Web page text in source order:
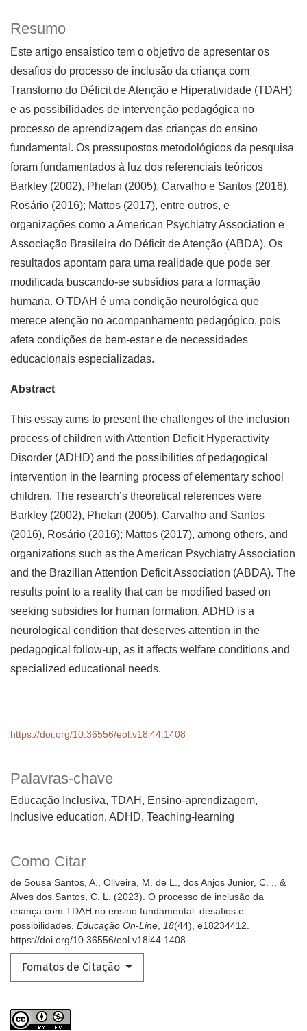
Palavras-chave
Educação Inclusiva, TDAH, Ensino-aprendizagem
Inclusive education, ADHD, Teaching-learning
Como Citar
de Sousa Santos, A., Oliveira, M. de L., dos Anjos Junior, C. ., &
Alves dos Santos, C. L. (2023). O processo de inclusão da
criança com TDAH no ensino fundamental: desafios e
possibilidades. Educação On-Line, 18(44), e18234412.
https://doi.org/10.36556/eol.v18i44.1408
Fomatos de Citação
Resumo
Este artigo ensaístico tem o objetivo de apresentar os
desafios do processo de inclusão da criança com
Transtorno do Déficit de Atenção e Hiperatividade (TDAH)
e as possibilidades de intervenção pedagógica no
processo de aprendizagem das crianças do ensino
fundamental. Os pressupostos metodológicos da pesquisa
foram fundamentados à luz dos referenciais teóricos
Barkley (2002), Phelan (2005), Carvalho e Santos (2016),
Rosário (2016); Mattos (2017), entre outros, e
organizações como a American Psychiatry Association e
Associação Brasileira do Déficit de Atenção (ABDA). Os
resultados apontam para uma realidade que pode ser
modificada buscando-se subsídios para a formação
humana. O TDAH é uma condição neurológica que
merece atenção no acompanhamento pedagógico, pois
afeta condições de bem-estar e de necessidades
educacionais especializadas.
Abstract
This essay aims to present the challenges of the inclusion
process of children with Attention Deficit Hyperactivity
Disorder (ADHD) and the possibilities of pedagogical
intervention in the learning process of elementary school
children. The research’s theoretical references were
Barkley (2002), Phelan (2005), Carvalho and Santos
(2016), Rosário (2016); Mattos (2017), among others, and
organizations such as the American Psychiatry Association
and the Brazilian Attention Deficit Association (ABDA). The
results point to a reality that can be modified based on
seeking subsidies for human formation. ADHD is a
neurological condition that deserves attention in the
pedagogical follow-up, as it affects welfare conditions and
specialized educational needs.
https://doi.org/10.36556/eol.v18i44.1408